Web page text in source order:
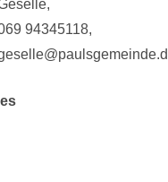
94345118,